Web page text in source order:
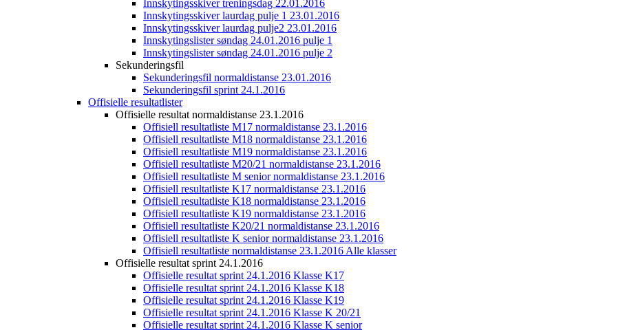
Innskytingsskiver treningsdag 22.01.2016
Innskytingsskiver laurdag pulje 1 23.01.2016
Innskytingsskiver laurdag pulje2 23.01.2016
Innskytingslister søndag 24.01.2016 pulje 1
Innskytingslister søndag 24.01.2016 pulje 2
Sekunderingsfil
Sekunderingsfil normaldistanse 23.01.2016
Sekunderingsfil sprint 24.1.2016
Offisielle resultatlister
Offisielle resultat normaldistanse 23.1.2016
Offisiell resultatliste M17 normaldistanse 23.1.2016
Offisiell resultatliste M18 normaldistanse 23.1.2016
Offisiell resultatliste M19 normaldistanse 23.1.2016
Offisiell resultatliste M20/21 normaldistanse 23.1.2016
Offisiell resultatliste M senior normaldistanse 23.1.2016
Offisiell resultatliste K17 normaldistanse 23.1.2016
Offisiell resultatliste K18 normaldistanse 23.1.2016
Offisiell resultatliste K19 normaldistanse 23.1.2016
Offisiell resultatliste K20/21 normaldistanse 23.1.2016
Offisiell resultatliste K senior normaldistanse 23.1.2016
Offisiell resultatliste normaldistanse 23.1.2016 Alle klasser
Offisielle resultat sprint 24.1.2016
Offisielle resultat sprint 24.1.2016 Klasse K17
Offisielle resultat sprint 24.1.2016 Klasse K18
Offisielle resultat sprint 24.1.2016 Klasse K19
Offisielle resultat sprint 24.1.2016 Klasse K 20/21
Offisielle resultat sprint 24.1.2016 Klasse K senior